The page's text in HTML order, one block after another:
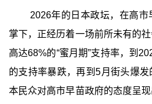
2026年的日本政坛，在高
掌下，正经历着一场前所未有的
高达68%的“蜜月期”支持率，到
的支持率暴跌，再到5月街头爆
本民众对高市早苗政府的态度呈